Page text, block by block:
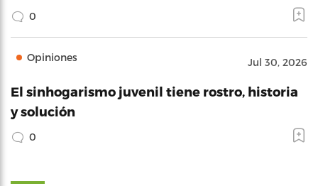
0
Opiniones Jul 30, 2026
El sinhogarismo juvenil tiene rostro, historia
y solución
0